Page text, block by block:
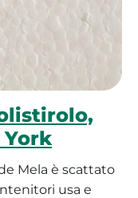
York
Mela è scattato
usa e